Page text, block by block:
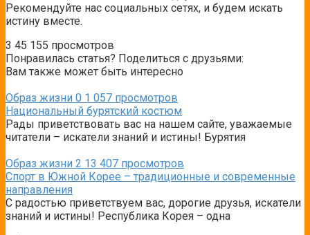
Рекомендуйте нас социальных сетях, и будем искать
истину вместе.
3 45 155 просмотров
Понравилась статья? Поделиться с друзьями:
Вам также может быть интересно
Образ жизни 0 1 057 просмотров
Национальный бурятский костюм
Рады приветствовать вас на нашем сайте, уважаемые
читатели – искатели знаний и истины! Бурятия
Образ жизни 2 13 407 просмотров
Спорт в Южной Корее – традиционные и современные
направления
С радостью приветствуем вас, дорогие друзья, искатели
знаний и истины! Республика Корея – одна